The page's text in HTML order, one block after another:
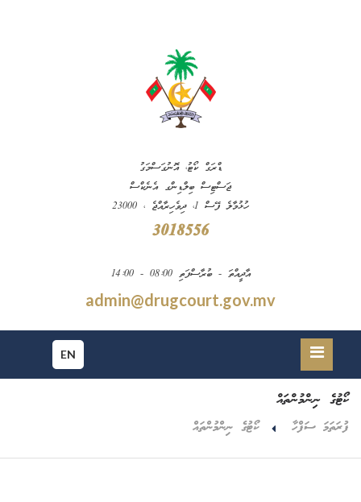
ޑްރަގް ކޯޓު، އޮނުގަސްމަގު
ޖަސްޓިސް ބިލްޑިންގ އެނެކްސް
ހުޅުމާލެ ފޭސް 1، ދިވެހިރާއްޖެ ، 23000
3018556
އާދީއްތަ - ބުރާސްފަތި 08:00 - 14:00
admin@drugcourt.gov.mv
EN
ކޯޓުގެ ނިންމުންތައް
ފުރަތަމަ ސަފްހާ ކޯޓުގެ ނިންމުންތައް